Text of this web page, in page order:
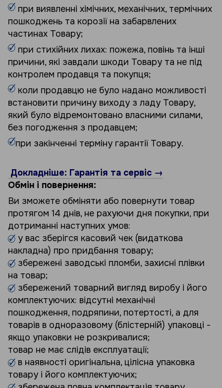
при виявленні хімічних, механічних, термічних
пошкоджень та корозії на забарвлених
частинах Товару;
при стихійних лихах: пожежа, повінь та інші
причини, які завдали шкоди Товару та не під
контролем продавця та покупця;
коли продавцю не було надано можливості
встановити причину виходу з ладу Товару,
який було відремонтовано власними силами,
без погодження з продавцем;
при закінченні терміну гарантії Товару.
Докладніше: Гарантія та сервіс →
Обмін і повернення:
Ви зможете обміняти або повернути товар
протягом 14 днів, не рахуючи дня покупки, при
дотриманні наступних умов:
у вас зберігся касовий чек (видаткова
накладна) про придбання товару;
збережені заводські пломби, захисні плівки
на товар;
збережений товарний вигляд виробу і його
комплектуючих: відсутні механічні
пошкодження, подряпини, потертості, а для
товарів в одноразовому (блістерній) упаковці -
якщо упаковки не розкривалися;
товар не має слідів експлуатації;
в наявності оригінальна, цілісна упаковка
товару і його комплектуючих;